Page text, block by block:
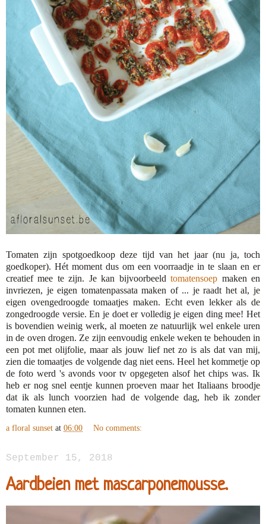
Tomaten zijn spotgoedkoop deze tijd van het jaar (nu ja, toch
goedkoper). Hét moment dus om een voorraadje in te slaan en er
creatief mee te zijn. Je kan bijvoorbeeldtomatensoep maken en
invriezen, je eigen tomatenpassata maken of ... je raadt het al, je
eigen ovengedroogde tomaatjes maken. Echt even lekker als de
zongedroogde versie. En je doet er volledig je eigen ding mee! Het
is bovendien weinig werk, al moeten ze natuurlijk wel enkele uren
in de oven drogen. Ze zijn eenvoudig enkele weken te behouden in
een pot met olijfolie, maar als jouw lief net zo is als dat van mij,
zien die tomaatjes de volgende dag niet eens. Heel het kommetje op
de foto werd 's avonds voor tv opgegeten alsof het chips was. Ik
heb er nog snel eentje kunnen proeven maar het Italiaans broodje
dat ik als lunch voorzien had de volgende dag, heb ik zonder
tomaten kunnen eten.
a floral sunset at 06:00 No comments:
September 15, 2018
Aardbeien met mascarponemousse.